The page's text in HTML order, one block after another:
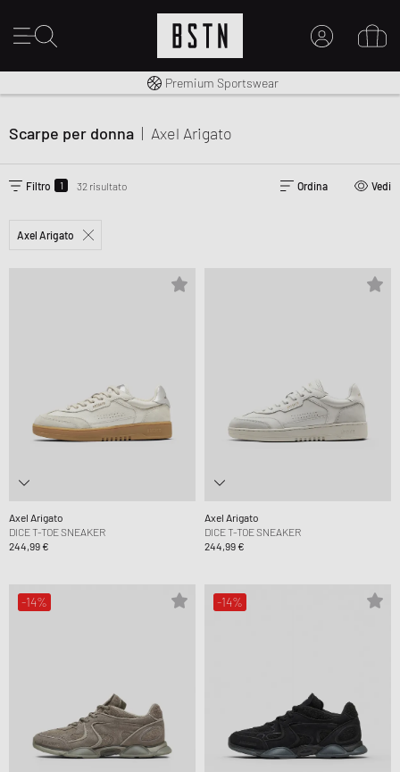
IL MIO ACCOUNT
Consegna gratuita in Italia da 100€
Premium Sportswear
Scarpe per donna | Axel Arigato
Filtro 1 32 risultato Ordina Vedi
Axel Arigato
Axel Arigato
DICE T-TOE SNEAKER
244,99 €
Axel Arigato
DICE T-TOE SNEAKER
244,99 €
-14% -14%